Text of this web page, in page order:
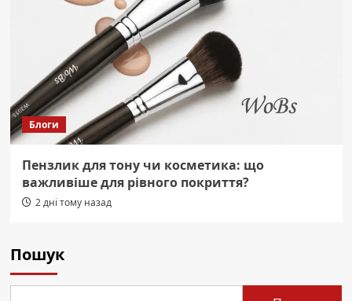
Блоги
Пензлик для тону чи косметика: що
важливіше для рівного покриття?
2 дні тому назад
Пошук